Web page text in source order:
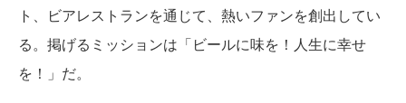
ト、ビアレストランを通じて、熱いファンを創出してい
る。掲げるミッションは「ビールに味を！人生に幸せ
を！」だ。